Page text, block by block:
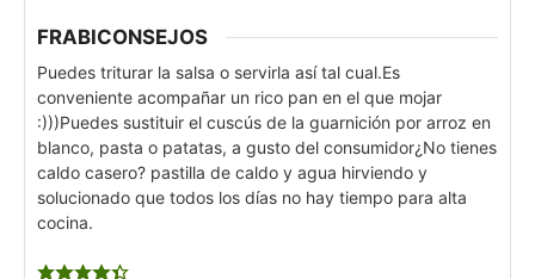
FRABICONSEJOS
Puedes triturar la salsa o servirla así tal cual.Es
conveniente acompañar un rico pan en el que mojar
:)))Puedes sustituir el cuscús de la guarnición por arroz en
blanco, pasta o patatas, a gusto del consumidor¿No tienes
caldo casero? pastilla de caldo y agua hirviendo y
solucionado que todos los días no hay tiempo para alta
cocina.